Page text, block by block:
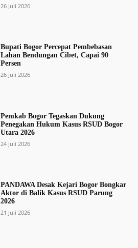
26 Juli 2026
Bupati Bogor Percepat Pembebasan
Lahan Bendungan Cibet, Capai 90
Persen
26 Juli 2026
Pemkab Bogor Tegaskan Dukung
Penegakan Hukum Kasus RSUD Bogor
Utara 2026
24 Juli 2026
PANDAWA Desak Kejari Bogor Bongkar
Aktor di Balik Kasus RSUD Parung
2026
21 Juli 2026